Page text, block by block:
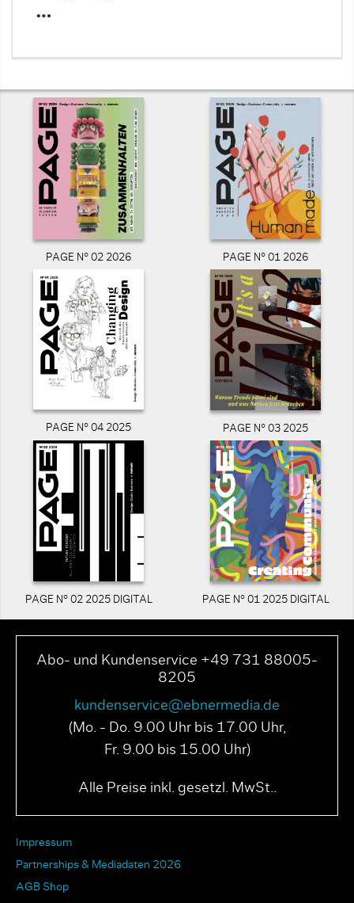
…
PAGE N° 02 2026 PAGE N° 01 2026
PAGE N° 04 2025 PAGE N° 03 2025
PAGE N° 02 2025 DIGITAL PAGE N° 01 2025 DIGITAL
Abo- und Kundenservice +49 731 88005-
8205
kundenservice@ebnermedia.de
(Mo. - Do. 9.00 Uhr bis 17.00 Uhr,
Fr. 9.00 bis 15.00 Uhr)
Alle Preise inkl. gesetzl. MwSt..
Impressum
Partnerships & Mediadaten 2026
AGB Shop